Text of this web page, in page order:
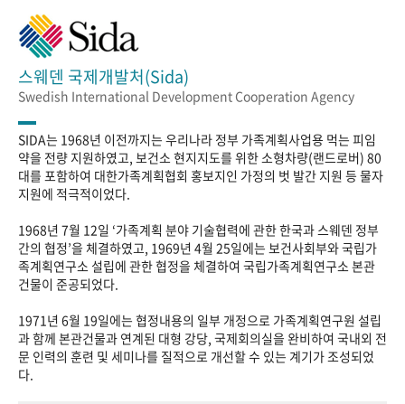
정책과 연구 키워드로 보는 연구 역사
간행물 변천사
기록물 아카이브
사진 아카이브 문서 기록물 행정박물 영상 기록물
성과 50선 숫자로 보는 50년 50+1주년 광장
세계와 함께 한 KIHASA
VR 역사관
스웨덴 국제개발처(Sida)
Swedish International Development Cooperation Agency
SIDA는 1968년 이전까지는 우리나라 정부 가족계획사업용 먹는 피임
약을 전량 지원하였고, 보건소 현지지도를 위한 소형차량(랜드로버) 80
대를 포함하여 대한가족계획협회 홍보지인 가정의 벗 발간 지원 등 물자
지원에 적극적이었다.
1968년 7월 12일 ‘가족계획 분야 기술협력에 관한 한국과 스웨덴 정부
간의 협정’을 체결하였고, 1969년 4월 25일에는 보건사회부와 국립가
족계획연구소 설립에 관한 협정을 체결하여 국립가족계획연구소 본관
건물이 준공되었다.
1971년 6월 19일에는 협정내용의 일부 개정으로 가족계획연구원 설립
과 함께 본관건물과 연계된 대형 강당, 국제회의실을 완비하여 국내외 전
문 인력의 훈련 및 세미나를 질적으로 개선할 수 있는 계기가 조성되었
다.